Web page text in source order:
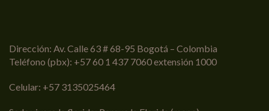
Dirección: Av. Calle 63 # 68-95 Bogotá – Colombia
Teléfono (pbx): +57 60 1 437 7060 extensión 1000
Celular: +57 3135025464